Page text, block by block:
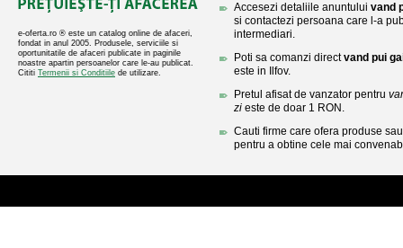
e-oferta.ro ® este un catalog online de afaceri,
fondat in anul 2005. Produsele, serviciile si
oportunitatile de afaceri publicate in paginile
noastre apartin persoanelor care le-au publicat.
Cititi Termenii si Conditiile de utilizare.
Accesezi detaliile anuntului vand
si contactezi persoana care l-a
intermediari.
Poti sa comanzi directvand pui
este in Ilfov.
Pretul afisat de vanzator pentru
zi este de doar 1 RON.
Cauti firme care ofera produse
pentru a obtine cele mai